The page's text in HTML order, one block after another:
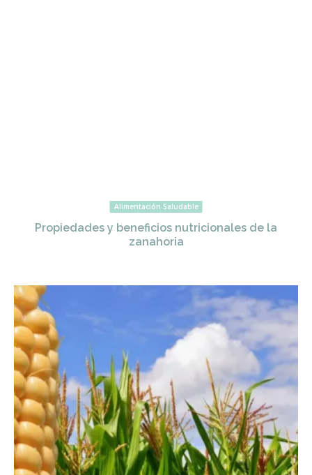
Alimentación Saludable
Propiedades y beneficios nutricionales de la
zanahoria